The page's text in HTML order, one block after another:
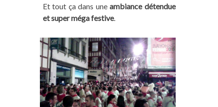
Et tout ça dans une ambiance détendue
et super méga festive.